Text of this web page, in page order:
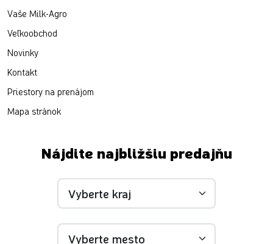
Vaše Milk-Agro
Veľkoobchod
Novinky
Kontakt
Priestory na prenájom
Mapa stránok
Nájdite najbližšiu predajňu